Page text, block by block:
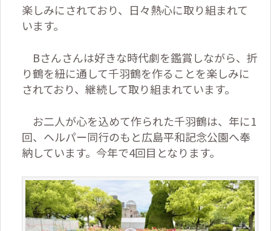
楽しみにされており、日々熱心に取り組まれて
います。
Bさんさんは好きな時代劇を鑑賞しながら、折
り鶴を紐に通して千羽鶴を作ることを楽しみに
されており、継続して取り組まれています。
お二人が心を込めて作られた千羽鶴は、年に1
回、ヘルパー同行のもと広島平和記念公園へ奉
納しています。今年で4回目となります。